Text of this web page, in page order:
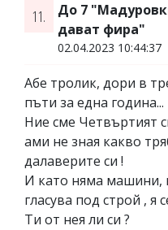
11.
До 7
дават фира"
02.04.2023 10:44:37
Абе тролик, дори в
пъти за една година...
Ние сме Четвъртият
ами не зная какво
далаверите си !
И като няма машини,
гласува под строй , я
Ти от нея ли си ?